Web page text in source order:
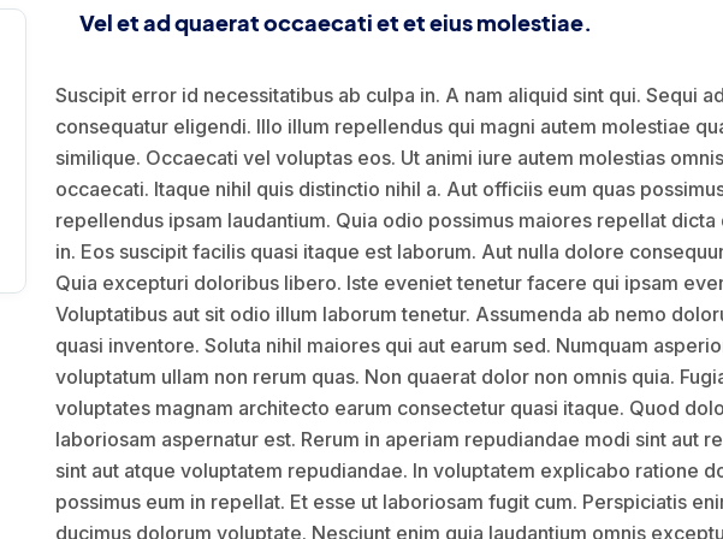
Vel et ad quaerat occaecati et et eius molestiae.
Suscipit error id necessitatibus ab culpa in. A nam aliquid sint qui. Sequi
consequatur eligendi. Illo illum repellendus qui magni autem molestiae
similique. Occaecati vel voluptas eos. Ut animi iure autem molestias
occaecati. Itaque nihil quis distinctio nihil a. Aut officiis eum quas
repellendus ipsam laudantium. Quia odio possimus maiores repellat dicta
in. Eos suscipit facilis quasi itaque est laborum. Aut nulla dolore
Quia excepturi doloribus libero. Iste eveniet tenetur facere qui ipsam
Voluptatibus aut sit odio illum laborum tenetur. Assumenda ab nemo
quasi inventore. Soluta nihil maiores qui aut earum sed. Numquam
voluptatum ullam non rerum quas. Non quaerat dolor non omnis quia.
voluptates magnam architecto earum consectetur quasi itaque. Quod
laboriosam aspernatur est. Rerum in aperiam repudiandae modi sint aut
sint aut atque voluptatem repudiandae. In voluptatem explicabo ratione
possimus eum in repellat. Et esse ut laboriosam fugit cum. Perspiciatis
ducimus dolorum voluptate. Nesciunt enim quia laudantium omnis